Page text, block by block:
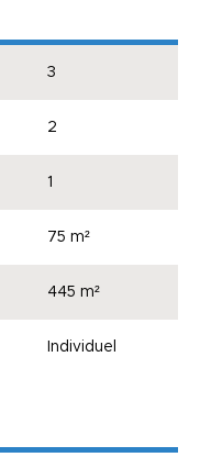
3
2
1
75 m²
445 m²
Individuel